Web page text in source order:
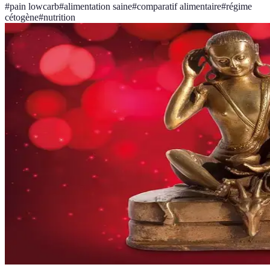
#pain lowcarb#alimentation saine#comparatif alimentaire#régime
cétogène#nutrition